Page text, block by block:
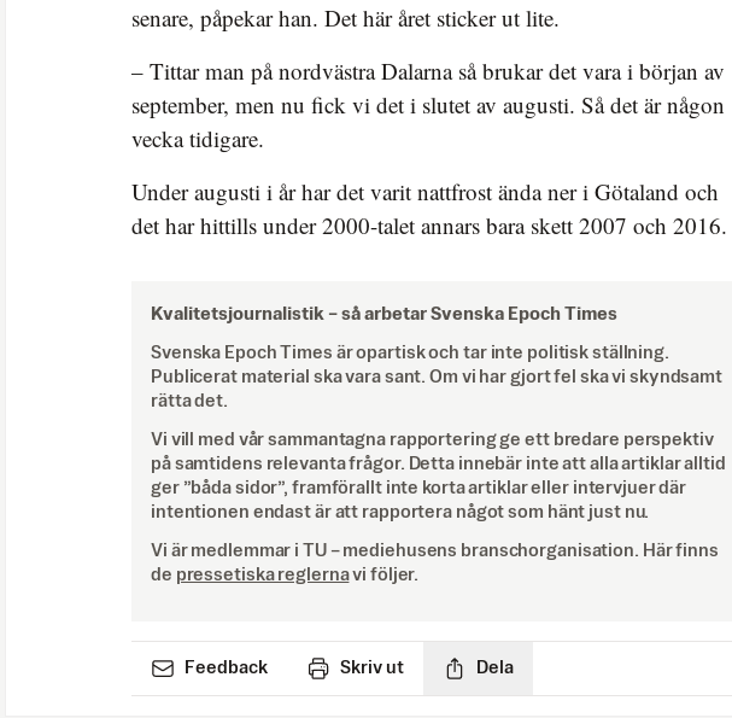
senare, påpekar han. Det här året sticker ut lite.
– Tittar man på nordvästra Dalarna så brukar det vara i början av
september, men nu fick vi det i slutet av augusti. Så det är någon
vecka tidigare.
Under augusti i år har det varit nattfrost ända ner i Götaland och
det har hittills under 2000-talet annars bara skett 2007 och 2016.
Kvalitetsjournalistik – så arbetar Svenska Epoch Times
Svenska Epoch Times är opartisk och tar inte politisk ställning.
Publicerat material ska vara sant. Om vi har gjort fel ska vi skyndsamt
rätta det.
Vi vill med vår sammantagna rapportering ge ett bredare perspektiv
på samtidens relevanta frågor. Detta innebär inte att alla artiklar alltid
ger ”båda sidor”, framförallt inte korta artiklar eller intervjuer där
intentionen endast är att rapportera något som hänt just nu.
Vi är medlemmar i TU – mediehusens branschorganisation. Här finns
de pressetiska reglernavi följer.
Feedback Skriv ut Dela